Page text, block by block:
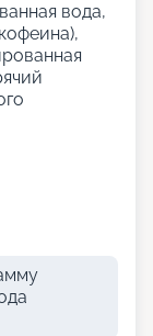
вода,